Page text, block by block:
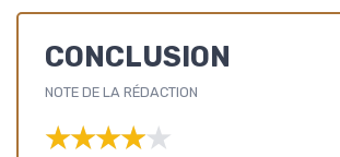
CONCLUSION
NOTE DE LA RÉDACTION
★★★★★
★★★★★